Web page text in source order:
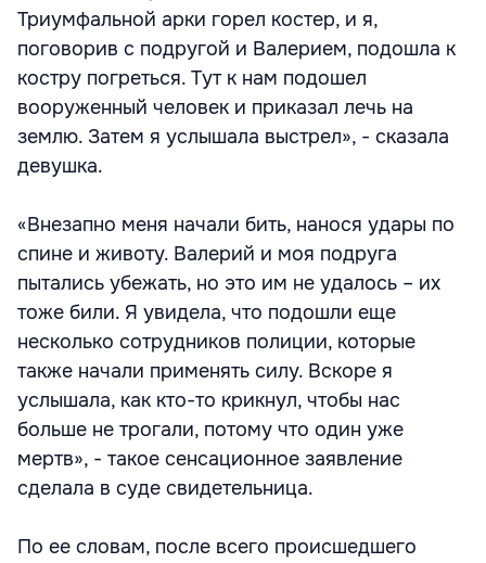
Триумфальной арки горел костер, и я,
поговорив с подругой и Валерием, подошла к
костру погреться. Тут к нам подошел
вооруженный человек и приказал лечь на
землю. Затем я услышала выстрел», - сказала
девушка.
«Внезапно меня начали бить, нанося удары по
спине и животу. Валерий и моя подруга
пытались убежать, но это им не удалось – их
тоже били. Я увидела, что подошли еще
несколько сотрудников полиции, которые
также начали применять силу. Вскоре я
услышала, как кто-то крикнул, чтобы нас
больше не трогали, потому что один уже
мертв», - такое сенсационное заявление
сделала в суде свидетельница.
По ее словам, после всего происшедшего